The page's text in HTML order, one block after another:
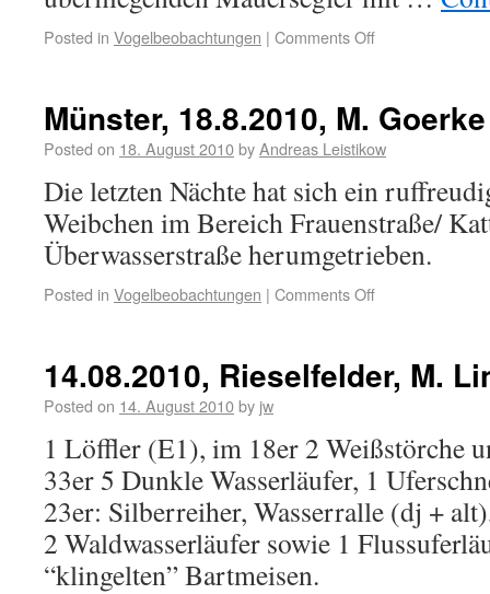
Posted in Vogelbeobachtungen | Comments Off
Münster, 18.8.2010, M. Goerke
Posted on 18. August 2010byAndreas Leistikow
Die letzten Nächte hat sich ein
Weibchen im Bereich Frauenstraße/
Überwasserstraße herumgetrieben.
Posted in Vogelbeobachtungen | Comments Off
14.08.2010, Rieselfelder, M.
Posted on 14. August 2010by jw
1 Löffler (E1), im 18er 2 Weißstörche
33er 5 Dunkle Wasserläufer, 1
23er: Silberreiher, Wasserralle (dj +
2 Waldwasserläufer sowie 1
“klingelten” Bartmeisen.